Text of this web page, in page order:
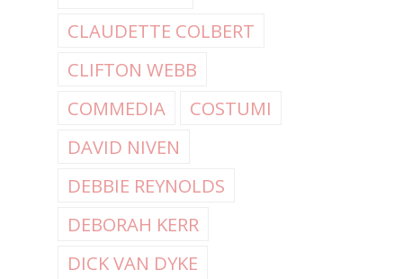
CLAUDETTE COLBERT
CLIFTON WEBB
COMMEDIA
COSTUMI
DAVID NIVEN
DEBBIE REYNOLDS
DEBORAH KERR
DICK VAN DYKE